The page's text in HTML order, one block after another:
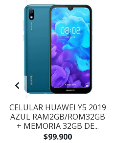
CELULAR HUAWEI Y5 2019
AZUL RAM2GB/ROM32GB
+ MEMORIA 32GB DE...
$99.900